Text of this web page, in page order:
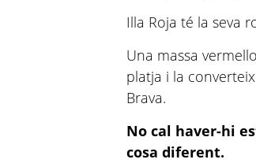
Illa Roja té la seva
Una massa
platja i la
Brava.
No cal haver-hi
cosa diferent.